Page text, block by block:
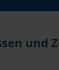
und